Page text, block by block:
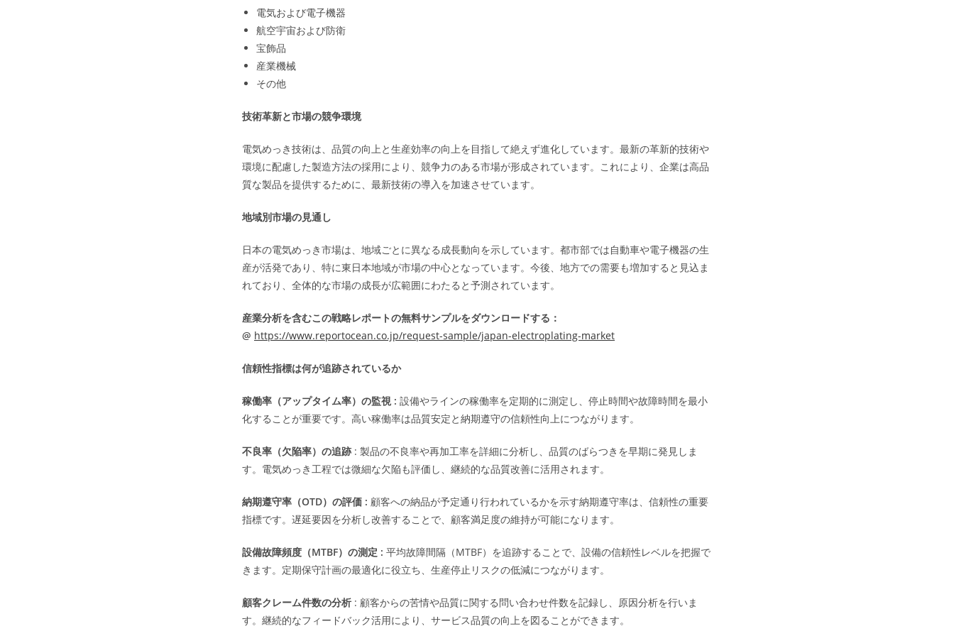
電気および電子機器
航空宇宙および防衛
宝飾品
産業機械
その他
技術革新と市場の競争環境
電気めっき技術は、品質の向上と生産効率の向上を目指して絶えず進化しています。最新の革新的技術や
環境に配慮した製造方法の採用により、競争力のある市場が形成されています。これにより、企業は高品
質な製品を提供するために、最新技術の導入を加速させています。
地域別市場の見通し
日本の電気めっき市場は、地域ごとに異なる成長動向を示しています。都市部では自動車や電子機器の生
産が活発であり、特に東日本地域が市場の中心となっています。今後、地方での需要も増加すると見込ま
れており、全体的な市場の成長が広範囲にわたると予測されています。
産業分析を含むこの戦略レポートの無料サンプルをダウンロードする：
@ https://www.reportocean.co.jp/request-sample/japan-electroplating-market
信頼性指標は何が追跡されているか
稼働率（アップタイム率）の監視 : 設備やラインの稼働率を定期的に測定し、停止時間や故障時間を最小
化することが重要です。高い稼働率は品質安定と納期遵守の信頼性向上につながります。
不良率（欠陥率）の追跡 : 製品の不良率や再加工率を詳細に分析し、品質のばらつきを早期に発見しま
す。電気めっき工程では微細な欠陥も評価し、継続的な品質改善に活用されます。
納期遵守率（OTD）の評価 : 顧客への納品が予定通り行われているかを示す納期遵守率は、信頼性の重要
指標です。遅延要因を分析し改善することで、顧客満足度の維持が可能になります。
設備故障頻度（MTBF）の測定 : 平均故障間隔（MTBF）を追跡することで、設備の信頼性レベルを把握で
きます。定期保守計画の最適化に役立ち、生産停止リスクの低減につながります。
顧客クレーム件数の分析 : 顧客からの苦情や品質に関する問い合わせ件数を記録し、原因分析を行いま
す。継続的なフィードバック活用により、サービス品質の向上を図ることができます。